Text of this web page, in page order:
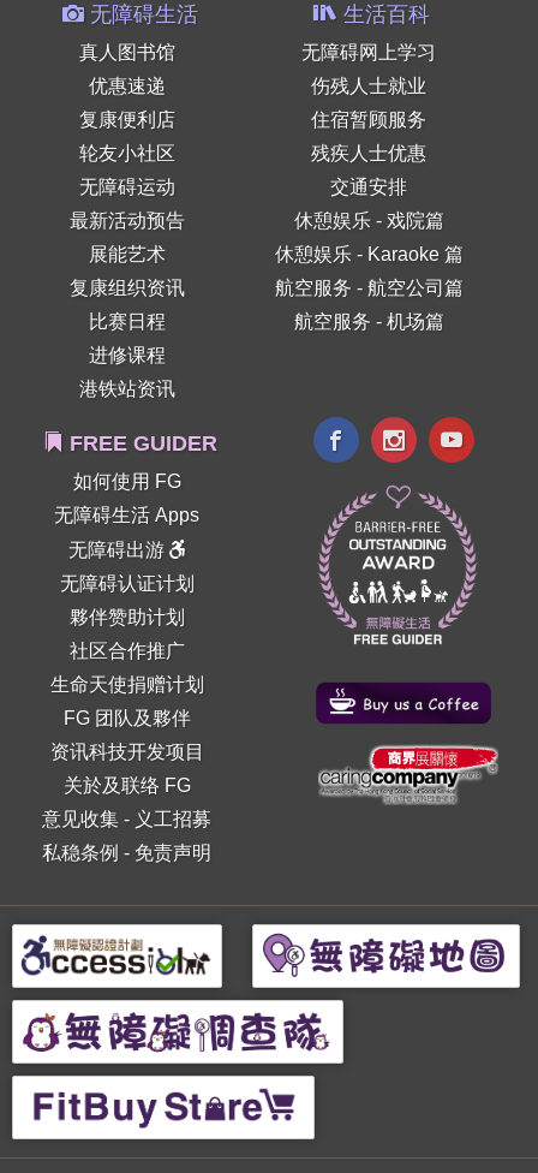
无障碍生活
真人图书馆
优惠速递
复康便利店
轮友小社区
无障碍运动
最新活动预告
展能艺术
复康组织资讯
比赛日程
进修课程
港铁站资讯
生活百科
无障碍网上学习
伤残人士就业
住宿暂顾服务
残疾人士优惠
交通安排
休憩娱乐 - 戏院篇
休憩娱乐 - Karaoke 篇
航空服务 - 航空公司篇
航空服务 - 机场篇
FREE GUIDER
如何使用 FG
无障碍生活 Apps
无障碍出游
无障碍认证计划
夥伴赞助计划
社区合作推广
生命天使捐赠计划
FG 团队及夥伴
资讯科技开发项目
关於及联络 FG
意见收集 - 义工招募
私稳条例 - 免责声明